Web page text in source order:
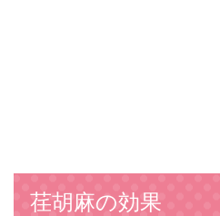
荏胡麻の効果